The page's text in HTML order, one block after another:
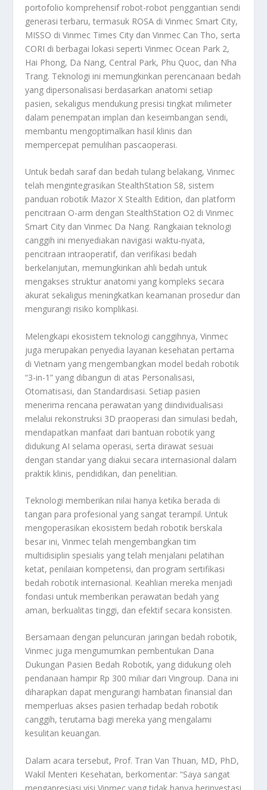
portofolio komprehensif robot-robot penggantian sendi
generasi terbaru, termasuk ROSA di Vinmec Smart City,
MISSO di Vinmec Times City dan Vinmec Can Tho, serta
CORI di berbagai lokasi seperti Vinmec Ocean Park 2,
Hai Phong, Da Nang, Central Park, Phu Quoc, dan Nha
Trang. Teknologi ini memungkinkan perencanaan bedah
yang dipersonalisasi berdasarkan anatomi setiap
pasien, sekaligus mendukung presisi tingkat milimeter
dalam penempatan implan dan keseimbangan sendi,
membantu mengoptimalkan hasil klinis dan
mempercepat pemulihan pascaoperasi.
Untuk bedah saraf dan bedah tulang belakang, Vinmec
telah mengintegrasikan StealthStation S8, sistem
panduan robotik Mazor X Stealth Edition, dan platform
pencitraan O-arm dengan StealthStation O2 di Vinmec
Smart City dan Vinmec Da Nang. Rangkaian teknologi
canggih ini menyediakan navigasi waktu-nyata,
pencitraan intraoperatif, dan verifikasi bedah
berkelanjutan, memungkinkan ahli bedah untuk
mengakses struktur anatomi yang kompleks secara
akurat sekaligus meningkatkan keamanan prosedur dan
mengurangi risiko komplikasi.
Melengkapi ekosistem teknologi canggihnya, Vinmec
juga merupakan penyedia layanan kesehatan pertama
di Vietnam yang mengembangkan model bedah robotik
“3-in-1” yang dibangun di atas Personalisasi,
Otomatisasi, dan Standardisasi. Setiap pasien
menerima rencana perawatan yang diindividualisasi
melalui rekonstruksi 3D praoperasi dan simulasi bedah,
mendapatkan manfaat dari bantuan robotik yang
didukung AI selama operasi, serta dirawat sesuai
dengan standar yang diakui secara internasional dalam
praktik klinis, pendidikan, dan penelitian.
Teknologi memberikan nilai hanya ketika berada di
tangan para profesional yang sangat terampil. Untuk
mengoperasikan ekosistem bedah robotik berskala
besar ini, Vinmec telah mengembangkan tim
multidisiplin spesialis yang telah menjalani pelatihan
ketat, penilaian kompetensi, dan program sertifikasi
bedah robotik internasional. Keahlian mereka menjadi
fondasi untuk memberikan perawatan bedah yang
aman, berkualitas tinggi, dan efektif secara konsisten.
Bersamaan dengan peluncuran jaringan bedah robotik,
Vinmec juga mengumumkan pembentukan Dana
Dukungan Pasien Bedah Robotik, yang didukung oleh
pendanaan hampir Rp 300 miliar dari Vingroup. Dana ini
diharapkan dapat mengurangi hambatan finansial dan
memperluas akses pasien terhadap bedah robotik
canggih, terutama bagi mereka yang mengalami
kesulitan keuangan.
Dalam acara tersebut, Prof. Tran Van Thuan, MD, PhD,
Wakil Menteri Kesehatan, berkomentar: “Saya sangat